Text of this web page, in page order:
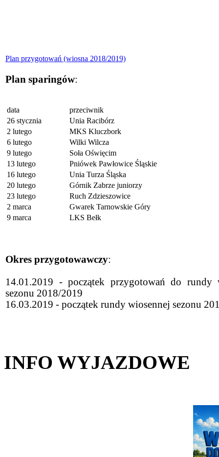
Plan przygotowań (wiosna 2018/2019)
Plan sparingów:
data
przeciwnik
26 stycznia
Unia Racibórz
2 lutego
MKS Kluczbork
6 lutego
Wilki Wilcza
9 lutego
Soła Oświęcim
13 lutego
Pniówek Pawłowice Śląskie
16 lutego
Unia Turza Śląska
20 lutego
Górnik Zabrze juniorzy
23 lutego
Ruch Zdzieszowice
2 marca
Gwarek Tarnowskie Góry
9 marca
LKS Bełk
Okres przygotowawczy:
14.01.2019 - początek przygotowań do rundy
sezonu 2018/2019
16.03.2019 - początek rundy wiosennej sezonu
INFO WYJAZDOWE